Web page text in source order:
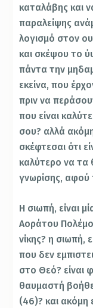
καταλάβης και
παραλείψης
λογισμό στον
και σκέψου το
πάντα την
εκείνα, που
πριν να
που είναι
σου? αλλά
σκέφτεσαι ότι
καλύτερο να τα
γνωρίσης, αφού
Η σιωπή, είναι
Αοράτου
νίκης? η σιωπή,
που δεν
στο Θεό? είναι
θαυμαστή
(46)? και ακόμη